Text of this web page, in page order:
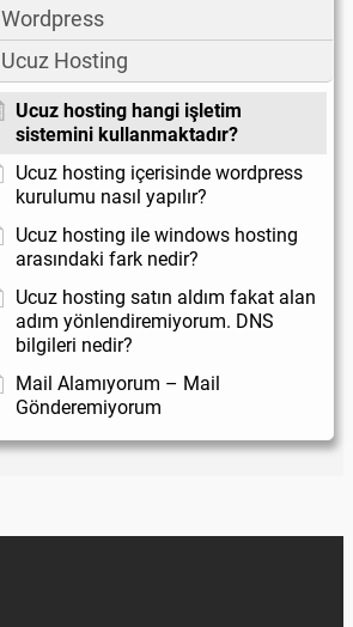
Wordpress
Ucuz Hosting
Ucuz hosting hangi işletim
sistemini kullanmaktadır?
Ucuz hosting içerisinde wordpress
kurulumu nasıl yapılır?
Ucuz hosting ile windows hosting
arasındaki fark nedir?
Ucuz hosting satın aldım fakat alan
adım yönlendiremiyorum. DNS
bilgileri nedir?
Mail Alamıyorum – Mail
Gönderemiyorum